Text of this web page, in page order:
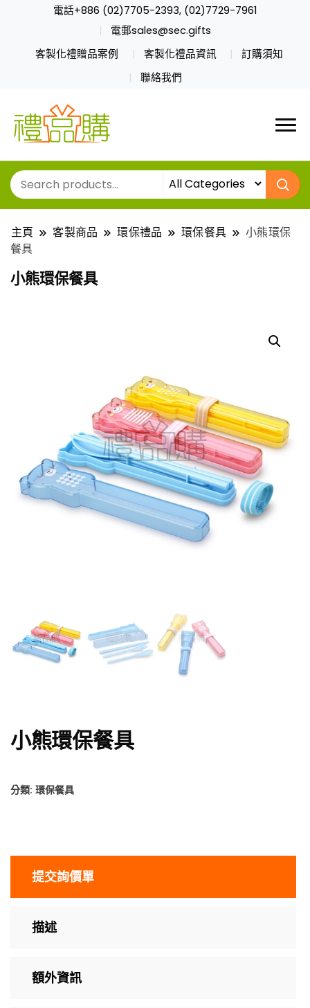
電話+886 (02)7705-2393, (02)7729-7961
電郵sales@sec.gifts
客製化禮贈品案例
客製化禮品資訊
訂購須知
聯絡我們
主頁 客製商品 環保禮品 環保餐具
小熊環保
餐具
小熊環保餐具
小熊環保餐具
分類: 環保餐具
提交詢價單
描述
額外資訊